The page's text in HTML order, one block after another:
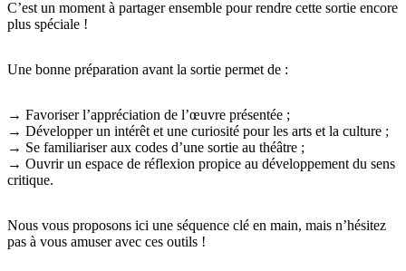
C’est un moment à partager ensemble pour rendre cette sortie encore
plus spéciale !
Une bonne préparation avant la sortie permet de :
→ Favoriser l’appréciation de l’œuvre présentée ;
→ Développer un intérêt et une curiosité pour les arts et la culture ;
→ Se familiariser aux codes d’une sortie au théâtre ;
→ Ouvrir un espace de réflexion propice au développement du sens
critique.
Nous vous proposons ici une séquence clé en main, mais n’hésitez
pas à vous amuser avec ces outils !